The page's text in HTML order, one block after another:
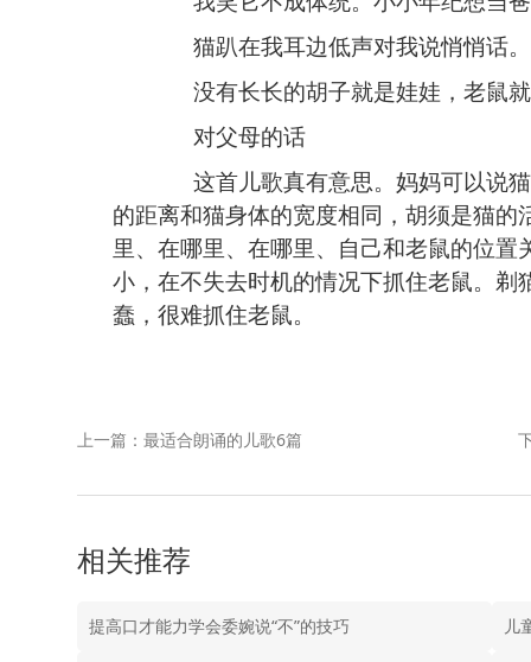
猫趴在我耳边低声对我说悄悄话。
没有长长的胡子就是娃娃 ，老鼠
对父母的话
这首儿歌真有意思。妈妈可以说猫
的距离和猫身体的宽度相同，胡须是猫的
里、在哪里、在哪里、自己和老鼠的位
小，在不失去时机的情况下抓住老鼠。
蠢，很难抓住老鼠。
上一篇：最适合朗诵的儿歌6篇
相关推荐
提高口才能力学会委婉说“不”的技巧 儿